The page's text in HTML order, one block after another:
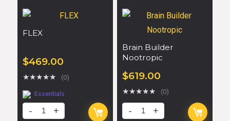
FLEX
$469.00
★★★★★ (0)
Essentials
Brain Builder
Nootropic
$619.00
★★★★★ (0)